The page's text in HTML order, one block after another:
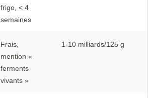
frigo, < 4
semaines
Frais,
mention «
ferments
vivants »
1-10 milliards/125 g